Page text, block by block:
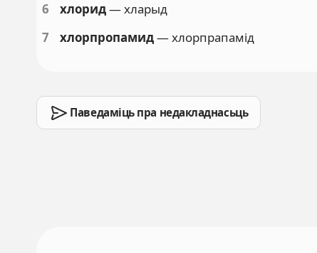
6
хлорид— хларыд
7
хлорпропамид— хлорпрапамід
Паведаміць пра недакладнасьць